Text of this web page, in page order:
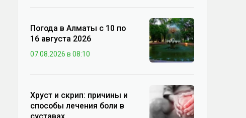
Погода в Алматы с 10 по
16 августа 2026
07.08.2026 в 08:10
Хруст и скрип: причины и
способы лечения боли в